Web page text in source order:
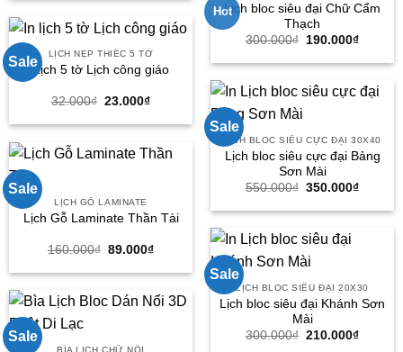
245.000₫.
HotLịch bloc siêu đại Chữ Cẩm
Thạch
300.000₫
Giá
là:
190.000₫Giá
tại
Sale
LỊCH NẸP THIẾC 5 TỜ
Lịch 5 tờ Lịch công giáo
32.000₫ Giá
là:
23.000₫Giá
tại
23.000₫.
Sale
LỊCH BLOC SIÊU CỰC ĐẠI 30X40
Lịch bloc siêu cực đại Bảng
Sơn Mài
550.000₫ Giá
là:
350.000₫Giá
tại
Sale
LỊCH GỖ LAMINATE
Lịch Gỗ Laminate Thần Tài
160.000₫ Giá
là:
89.000₫Giá
tại
89.000₫.
Sale
LỊCH BLOC SIÊU ĐẠI 20X30
Lịch bloc siêu đại Khánh Sơn
Mài
300.000₫ Giá
210.000₫Giá
Sale
BÌA LỊCH CHỮ NỔI